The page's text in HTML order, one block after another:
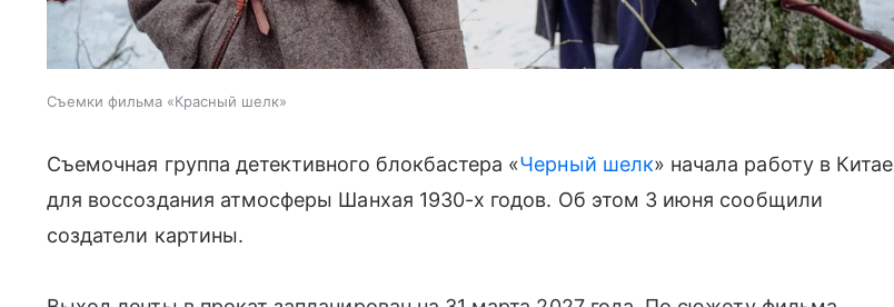
Съемки фильма «Красный шелк»
Съемочная группа детективного блокбастера «Черный шелк» начала работу в Китае
для воссоздания атмосферы Шанхая 1930-х годов. Об этом 3 июня сообщили
создатели картины.